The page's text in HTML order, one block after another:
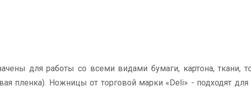
для работы со всеми видами бумаги, картона, ткани,
пленка). Ножницы от торговой марки «Deli» - подходят